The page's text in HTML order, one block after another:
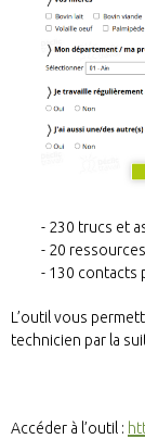
230 trucs et
20
130 contacts
L’outil vous
technicien par la
Accéder à l’outil :